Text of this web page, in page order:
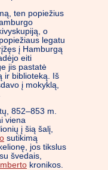
ten popiežius
o
legatu
į Hamburgą
eiti
jis pastatė
ir biblioteką. Iš
į mokyklą,
852–853 m.
viena
į šią šalį,
sutikimą
jos tikslus
švedais,
kronikos.